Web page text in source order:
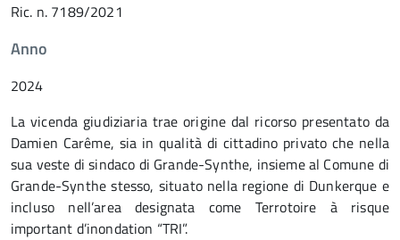
Ric. n. 7189/2021
Anno
2024
La vicenda giudiziaria trae origine dal ricorso presentato da
Damien Carême, sia in qualità di cittadino privato che nella
sua veste di sindaco di Grande-Synthe, insieme al Comune di
Grande-Synthe stesso, situato nella regione di Dunkerque e
incluso nell’area designata come Terrotoire à risque
important d’inondation “TRI”.